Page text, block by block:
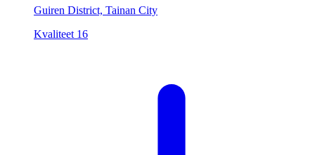
Guiren District, Tainan City
Kvaliteet 16